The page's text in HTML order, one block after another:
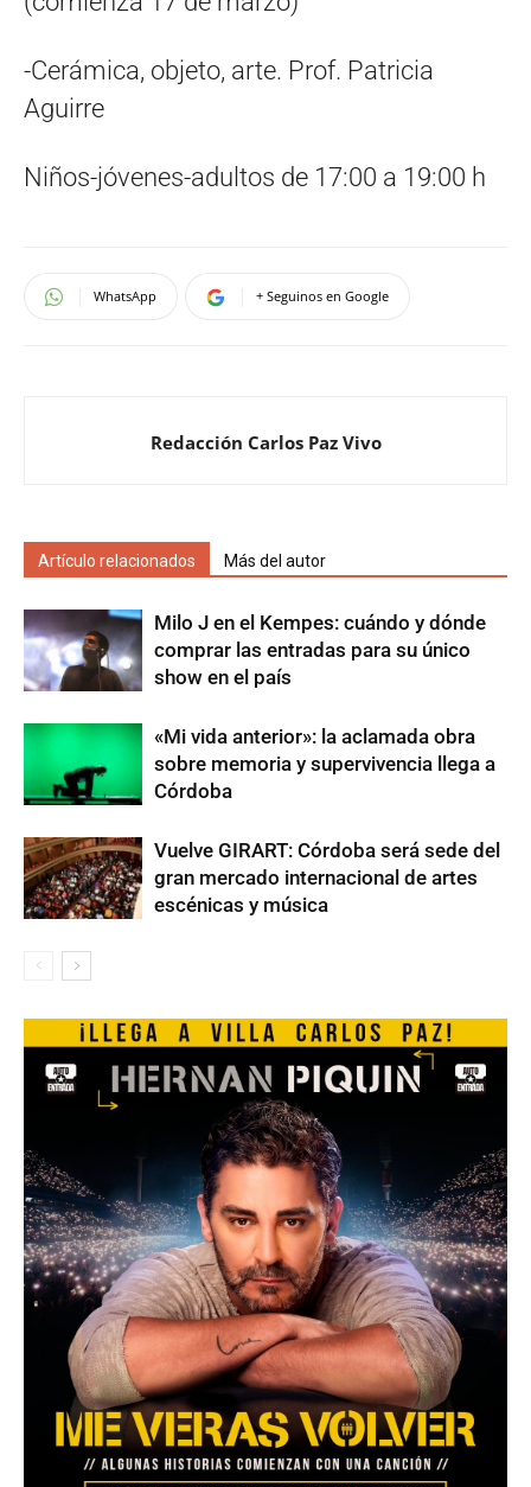
-Cerámica, objeto, arte. Prof. Patricia
Aguirre
Niños-jóvenes-adultos de 17:00 a 19:00 h
WhatsApp + Seguinos en Google
Redacción Carlos Paz Vivo
Artículo relacionados Más del autor
Milo J en el Kempes: cuándo y dónde
comprar las entradas para su único
show en el país
«Mi vida anterior»: la aclamada obra
sobre memoria y supervivencia llega a
Córdoba
Vuelve GIRART: Córdoba será sede del
gran mercado internacional de artes
escénicas y música